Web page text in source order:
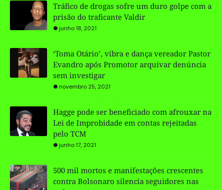
Tráfico de drogas sofre um duro golpe com a
prisão do traficante Valdir
junho 18, 2021
‘Toma Otário’, vibra e dança vereador Pastor
Evandro após Promotor arquivar denúncia
sem investigar
novembro 25, 2021
Hagge pode ser beneficiado com afrouxar na
Lei de Improbidade em contas rejeitadas
pelo TCM
junho 17, 2021
500 mil mortos e manifestações crescentes
contra Bolsonaro silencia seguidores nas